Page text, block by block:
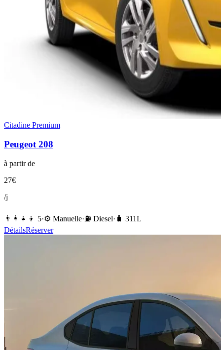
Citadine Premium
Peugeot 208
à partir de
27€
/j
👨‍👩‍👧‍👦 5·⚙️ Manuelle·⛽️ Diesel· 🧳 311L
DétailsRéserver